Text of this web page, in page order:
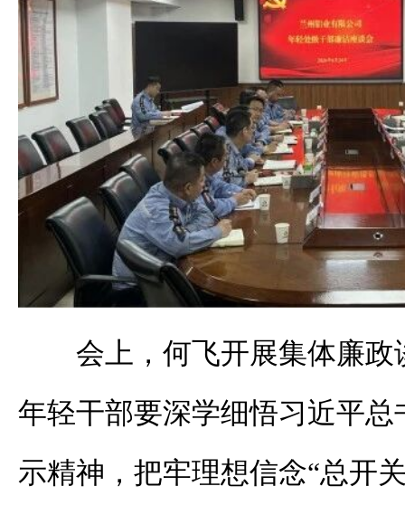
会上，何飞开展集体廉
年轻干部要深学细悟习近平
示精神，把牢理想信念“总开